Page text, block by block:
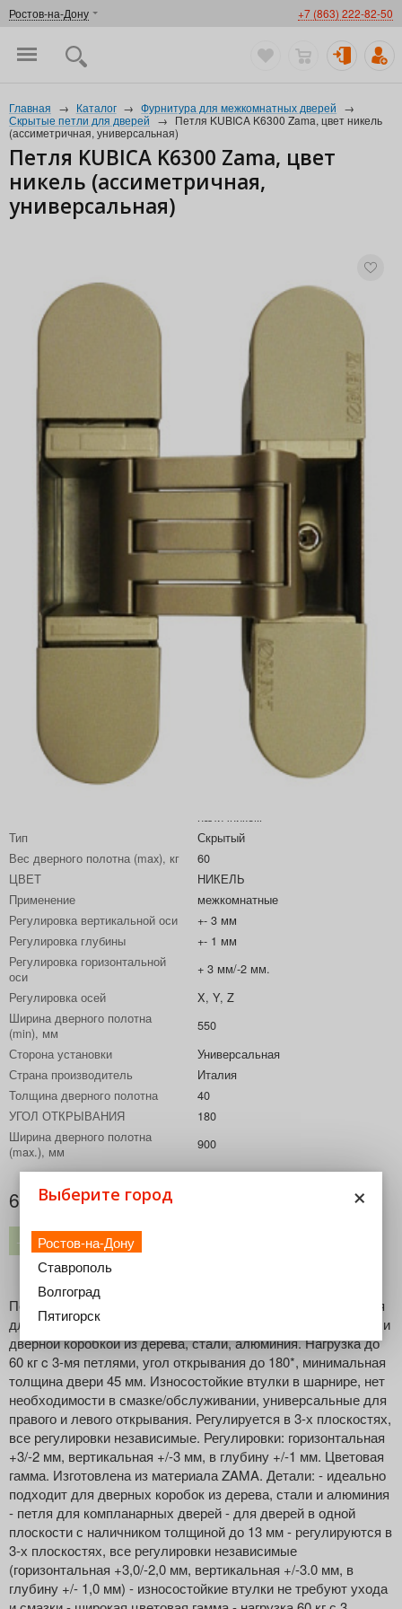
Ростов-на-Дону +7 (863) 222-82-50
Главная → Каталог → Фурнитура для межкомнатных дверей →
Скрытые петли для дверей → Петля KUBICA K6300 Zama, цвет никель
(ассиметричная, универсальная)
Петля KUBICA K6300 Zama, цвет
никель (ассиметричная,
универсальная)
МАТЕРИАЛ
K 6300 21NS
KRONA KOBLENZ
Количество осей вращения
Количество регулируемых
наличником
Тип
Скрытый
Вес дверного полотна (max), кг
60
ЦВЕТ
НИКЕЛЬ
Применение
межкомнатные
Регулировка вертикальной оси
+- 3 мм
Регулировка глубины
+- 1 мм
Регулировка горизонтальной
оси
+ 3 мм/-2 мм.
Регулировка осей
X, Y, Z
Ширина дверного полотна
(min), мм
550
Сторона установки
Универсальная
Страна производитель
Италия
Толщина дверного полотна
40
УГОЛ ОТКРЫВАНИЯ
180
Ширина дверного полотна
(max.), мм
900
6 018,29₽за шт
− +
Петля KUBICA K6300 c 5-ю опорными точками, применяется
для дверей с выступающим наличником толщиной до 13мм и
дверной коробкой из дерева, стали, алюминия. Нагрузка до
60 кг c 3-мя петлями, угол открывания до 180*, минимальная
толщина двери 45 мм. Износостойкие втулки в шарнире, нет
необходимости в смазке/обслуживании, универсальные для
правого и левого открывания. Регулируется в 3-х плоскостях,
все регулировки независимые. Регулировки: горизонтальная
+3/-2 мм, вертикальная +/-3 мм, в глубину +/-1 мм. Цветовая
гамма. Изготовлена из материала ZAMA. Детали: - идеально
подходит для дверных коробок из дерева, стали и алюминия
- петля для компланарных дверей - для дверей в одной
плоскости с наличником толщиной до 13 мм - регулируются в
3-х плоскостях, все регулировки независимые
(горизонтальная +3,0/-2,0 мм, вертикальная +/-3.0 мм, в
глубину +/- 1,0 мм) - износостойкие втулки не требуют ухода
×
Выберите город
Ростов-на-Дону
Ставрополь
Волгоград
Пятигорск